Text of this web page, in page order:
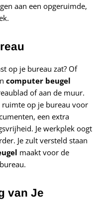
aan een opgeruimde,
op je bureau zat? Of
computer beugel
of aan de muur.
op je bureau voor
een extra
Je werkplek oogt
Je zult versteld staan
maakt voor de
van Je